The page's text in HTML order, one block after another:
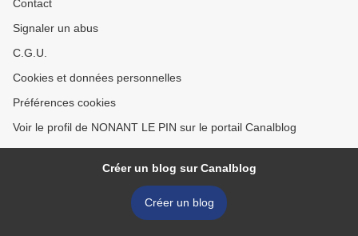
Contact
Signaler un abus
C.G.U.
Cookies et données personnelles
Préférences cookies
Voir le profil de NONANT LE PIN sur le portail Canalblog
Créer un blog sur Canalblog
Créer un blog